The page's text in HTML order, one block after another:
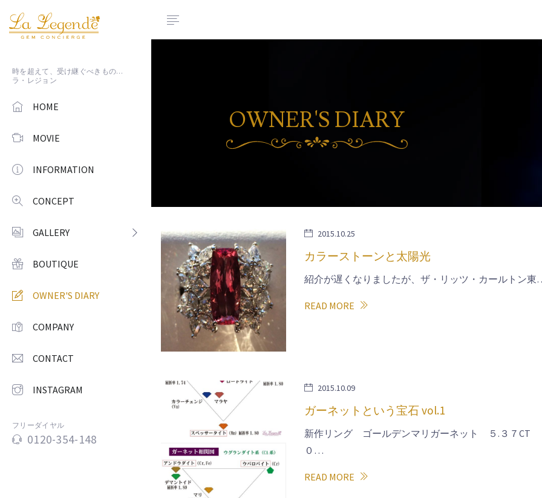
時を超えて、受け継ぐべきもの…
ラ・レジョン
HOME
MOVIE
INFORMATION
CONCEPT
GALLERY
BOUTIQUE
OWNER'S DIARY
COMPANY
CONTACT
INSTAGRAM
フリーダイヤル
0120-354-148
OWNER'S DIARY
2015.10.25
カラーストーンと太陽光
紹介が遅くなりましたが、ザ・リッツ・カールトン
READ MORE
2015.10.09
ガーネットという宝石 vol.1
新作リング ゴールデンマリガーネット ５.３７
０…
READ MORE